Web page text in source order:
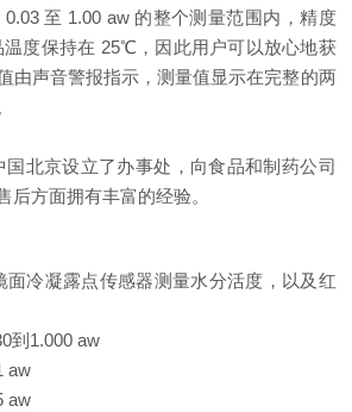
0.03至 1.00 aw 的整个测量范围内，精度
温度保持在 25℃，因此用户可以放心地获
由声音警报指示，测量值显示在完整的两
国北京设立了办事处，向食品和制药公司
后方面拥有丰富的经验。
面冷凝露点传感器测量水分活度，以及红
到 1.000 aw
aw
aw